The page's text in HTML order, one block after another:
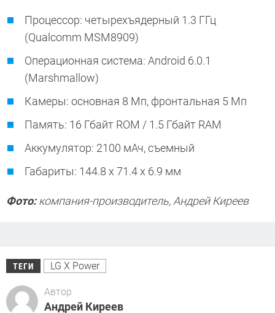
Процессор: четырехъядерный 1.3 ГГц
(Qualcomm MSM8909)
Операционная система: Android 6.0.1
(Marshmallow)
Камеры: основная 8 Мп, фронтальная 5 Мп
Память: 16 Гбайт ROM / 1.5 Гбайт RAM
Аккумулятор: 2100 мАч, съемный
Габариты: 144.8 x 71.4 x 6.9 мм
Фото:компания-производитель, Андрей Киреев
ТЕГИ LG X Power
Автор
Андрей Киреев